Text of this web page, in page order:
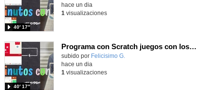
40′ 17″
hace un dia
1 visualizaciones
Programa con Scratch juegos con los partidos del mundial 2026 ganados por España
Contenido educativo.
subido por Felicisimo G.
40′ 17″
hace un dia
1 visualizaciones